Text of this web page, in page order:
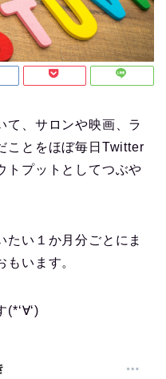
て、サロンや映画、ラ
ことをほぼ毎日Twitter
トプットとしてつぶや
たい１か月分ごとにま
もいます。
(*‘∀‘)